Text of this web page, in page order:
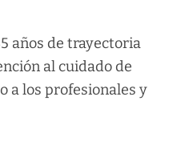
años de trayectoria
al cuidado de
a los profesionales y